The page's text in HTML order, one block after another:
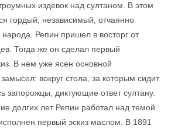
издевок над султаном. В этом
гордый, независимый, отчаянно
Репин пришел в восторг от
Тогда же он сделал первый
В нем уже ясен основной
вокруг стола, за которым сидит
запорожцы, диктующие ответ султану.
долгих лет Репин работал над темой.
первый эскиз маслом. В 1891